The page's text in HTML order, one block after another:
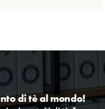
di tè al mondo!